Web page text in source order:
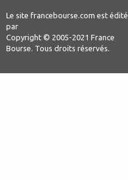
Le site francebourse.com est édité
par
Copyright © 2005-2021 France
Bourse. Tous droits réservés.